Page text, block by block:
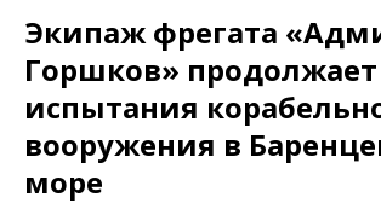
Экипаж фрегата
Горшков» продолжает
испытания
вооружения в
море